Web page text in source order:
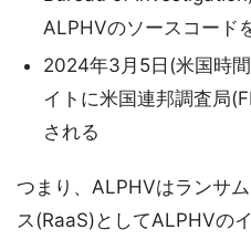
ALPHVのソースコード
2024年3月5日(米国時
イトに米国連邦調査局
される
つまり、ALPHVはランサ
ス(RaaS)としてALPHVの